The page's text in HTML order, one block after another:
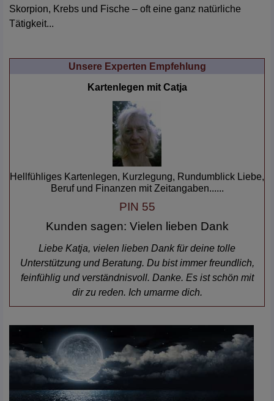
Skorpion, Krebs und Fische – oft eine ganz natürliche
Tätigkeit...
Unsere Experten Empfehlung
Catja
Hellfühliges Kartenlegen, Kurzlegung, Rundumblick Liebe,
Beruf und Finanzen mit Zeitangaben......
PIN 55
Kunden sagen: Vielen lieben Dank
Liebe Katja, vielen lieben Dank für deine tolle
Unterstützung und Beratung. Du bist immer freundlich,
feinfühlig und verständnisvoll. Danke. Es ist schön mit
dir zu reden. Ich umarme dich.